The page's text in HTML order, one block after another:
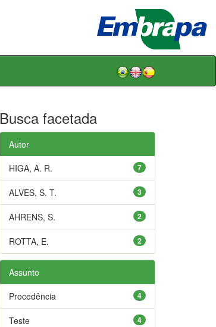
Busca facetada
Autor
7
HIGA, A. R.
3
ALVES, S. T.
2
AHRENS, S.
2
ROTTA, E.
Assunto
4
Procedência
4
Teste